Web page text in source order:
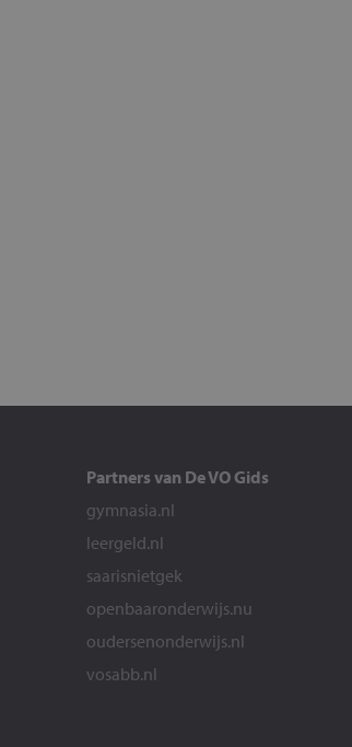
Partners van De VO Gids
gymnasia.nl
leergeld.nl
saarisnietgek
openbaaronderwijs.nu
oudersenonderwijs.nl
vosabb.nl